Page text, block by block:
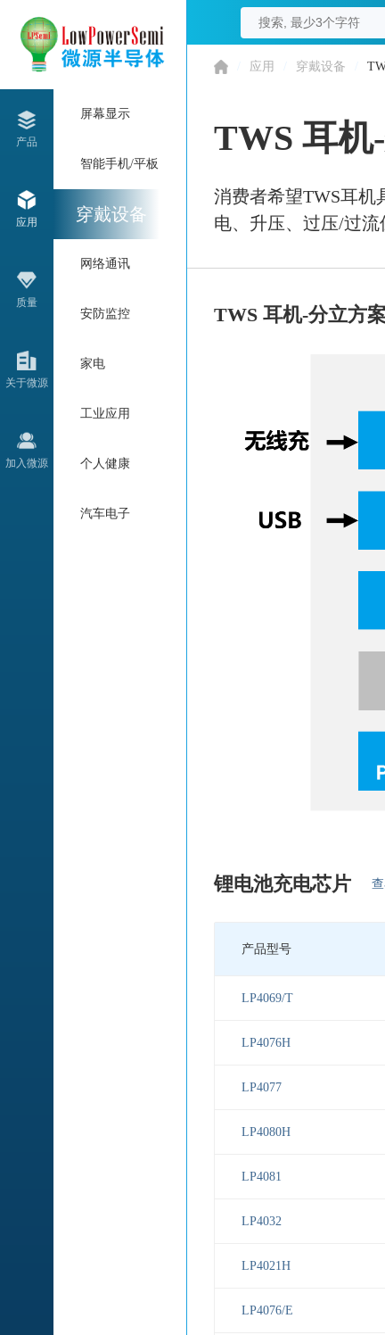
产品
应用
质量
关于微源
加入微源
屏幕显示
智能手机/平板
穿戴设备
网络通讯
安防监控
家电
工业应用
个人健康
汽车电子
应用 穿戴设备
TWS 耳
消费者希望TWS耳
电、升压、过压/过流
TWS 耳机-分立方
锂电池充电芯片
产品型号
LP4069/T
LP4076H
LP4077
LP4080H
LP4081
LP4032
LP4021H
LP4076/E